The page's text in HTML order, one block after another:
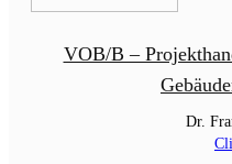
VOB/B –
Dr.